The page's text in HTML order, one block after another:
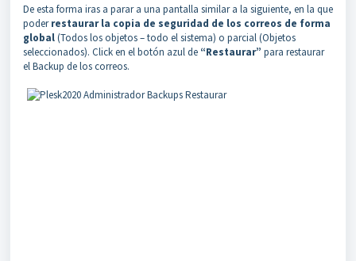
De esta forma iras a parar a una pantalla similar a la siguiente, en la que
poderrestaurar la copia de seguridad de los correos de forma
global(Todos los objetos – todo el sistema) o parcial (Objetos
seleccionados). Click en el botón azul de “Restaurar” para restaurar
el Backup de los correos.